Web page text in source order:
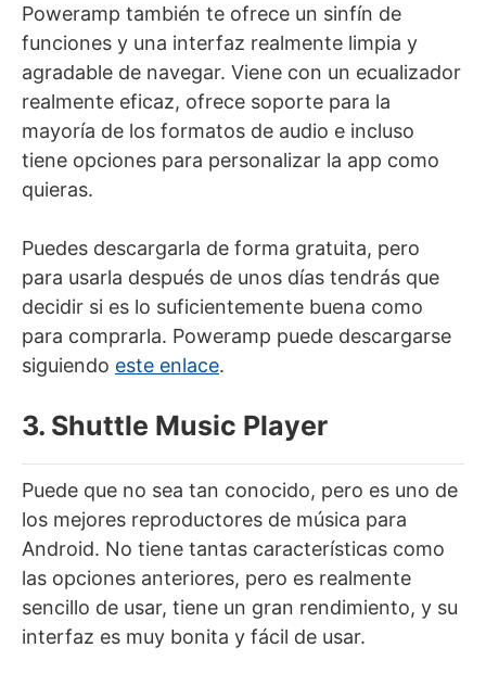
Poweramp también te ofrece un sinfín de
funciones y una interfaz realmente limpia y
agradable de navegar. Viene con un ecualizador
realmente eficaz, ofrece soporte para la
mayoría de los formatos de audio e incluso
tiene opciones para personalizar la app como
quieras.
Puedes descargarla de forma gratuita, pero
para usarla después de unos días tendrás que
decidir si es lo suficientemente buena como
para comprarla. Poweramp puede descargarse
siguiendo este enlace.
3. Shuttle Music Player
Puede que no sea tan conocido, pero es uno de
los mejores reproductores de música para
Android. No tiene tantas características como
las opciones anteriores, pero es realmente
sencillo de usar, tiene un gran rendimiento, y su
interfaz es muy bonita y fácil de usar.